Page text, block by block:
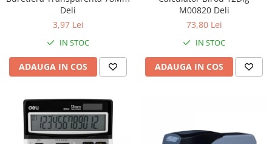
Deli
3,97 Lei
IN STOC
ADAUGA IN COS
M00820 Deli
73,80 Lei
IN STOC
ADAUGA IN COS